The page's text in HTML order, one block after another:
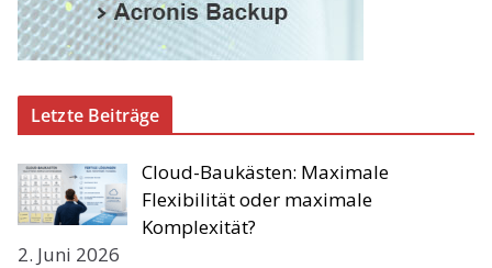
Letzte Beiträge
Cloud-Baukästen: Maximale
Flexibilität oder maximale
Komplexität?
2. Juni 2026